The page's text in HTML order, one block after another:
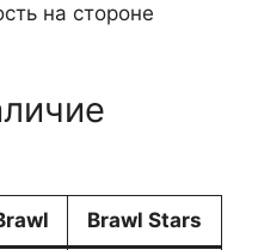
на стороне
Brawl Stars